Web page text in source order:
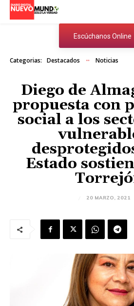
Escúchanos Online
Categorias: Destacados Noticias
Diego de
propuesta con
social a los
Estado
20 MARZO, 2021